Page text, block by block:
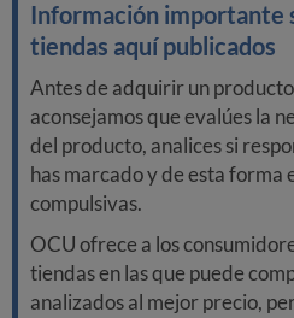
Información importante
tiendas aquí publicados
Antes de adquirir un
aconsejamos que evalúes la
del producto, analices si
has marcado y de esta forma
compulsivas.
OCU ofrece a los
tiendas en las que puede
analizados al mejor precio,